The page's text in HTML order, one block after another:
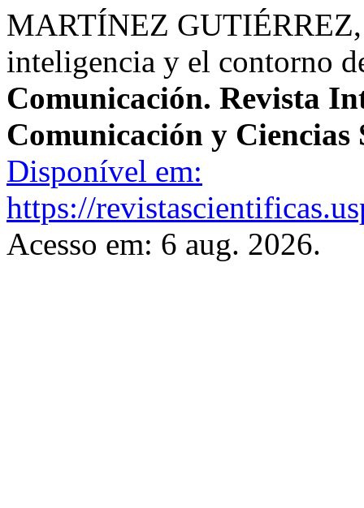
MARTÍNEZ
inteligencia y el contorno
Comunicación. Revista
Comunicación y Ciencias
Disponível em:
https://
Acesso em: 6 aug. 2026.